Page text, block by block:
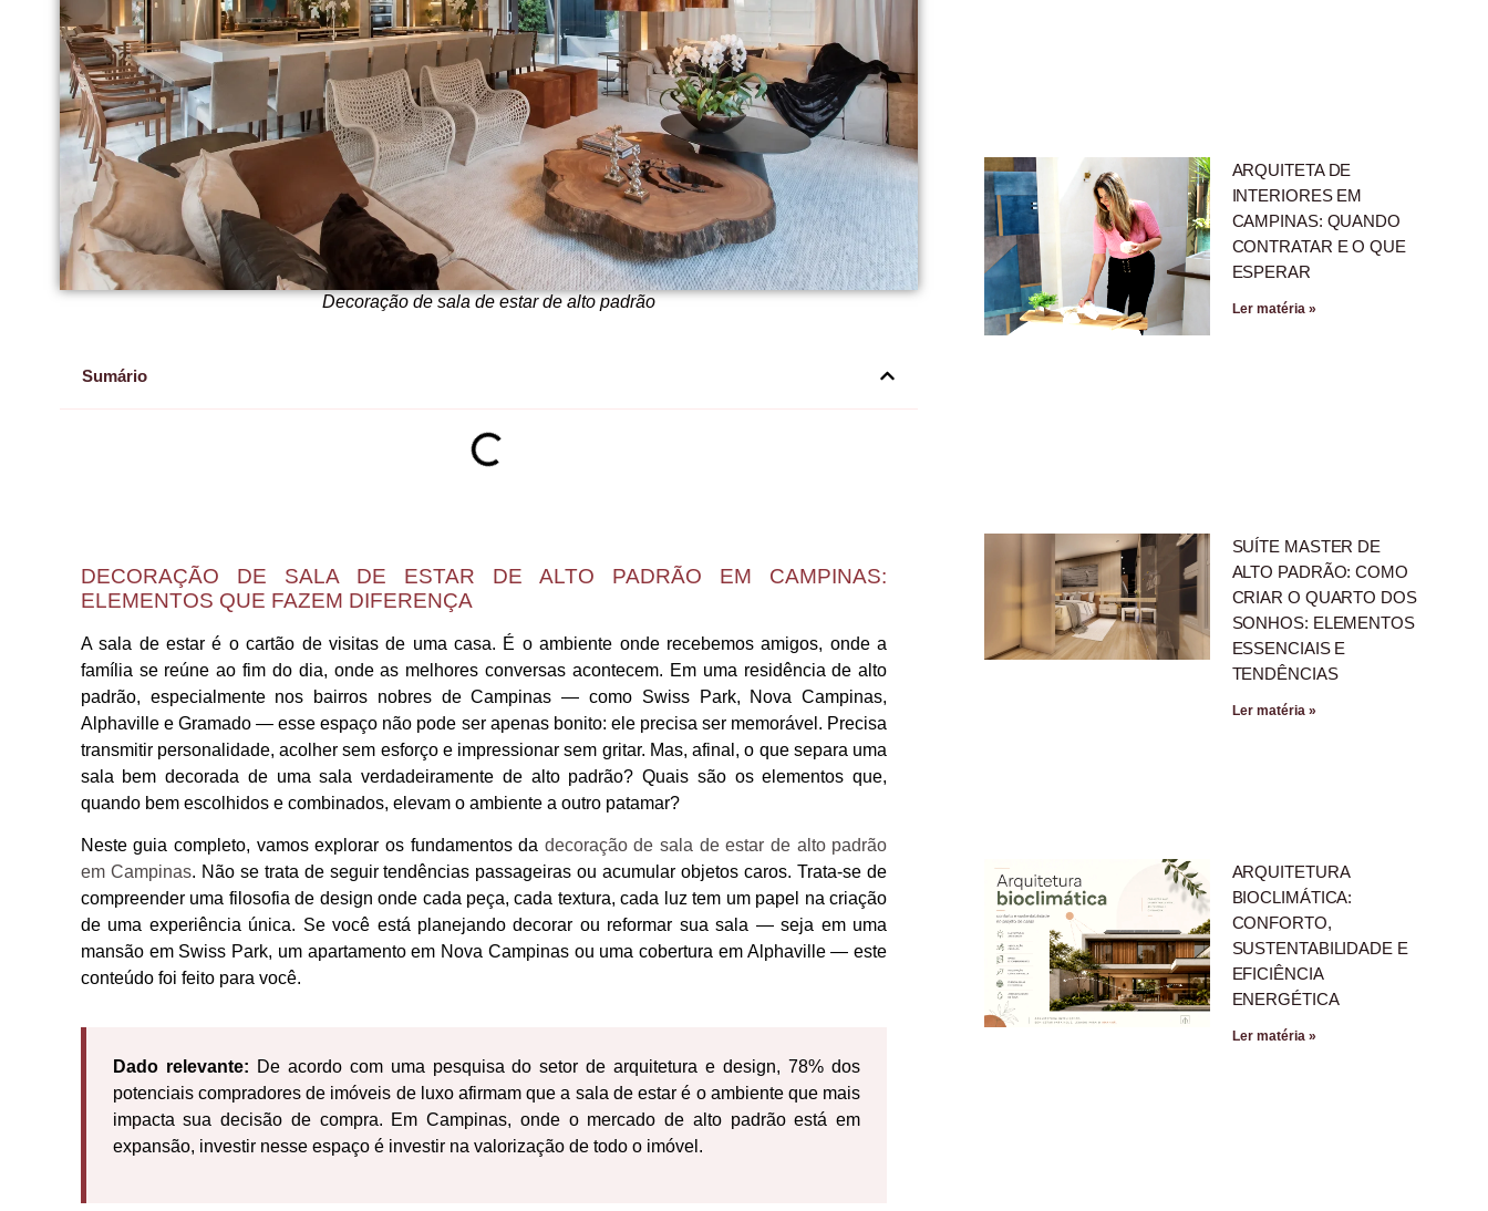
Decoração de sala de estar de alto padrão
Sumário
DECORAÇÃO DE SALA DE ESTAR DE ALTO PADRÃO EM CAMPINAS:
ELEMENTOS QUE FAZEM DIFERENÇA
A sala de estar é o cartão de visitas de uma casa. É o ambiente onde recebemos amigos, onde a
família se reúne ao fim do dia, onde as melhores conversas acontecem. Em uma residência de alto
padrão, especialmente nos bairros nobres de Campinas — como Swiss Park, Nova Campinas,
Alphaville e Gramado — esse espaço não pode ser apenas bonito: ele precisa ser memorável. Precisa
transmitir personalidade, acolher sem esforço e impressionar sem gritar. Mas, afinal, o que separa uma
sala bem decorada de uma sala verdadeiramente de alto padrão? Quais são os elementos que,
quando bem escolhidos e combinados, elevam o ambiente a outro patamar?
Neste guia completo, vamos explorar os fundamentos da decoração de sala de estar de alto padrão
em Campinas. Não se trata de seguir tendências passageiras ou acumular objetos caros. Trata-se de
compreender uma filosofia de design onde cada peça, cada textura, cada luz tem um papel na criação
de uma experiência única. Se você está planejando decorar ou reformar sua sala — seja em uma
mansão em Swiss Park, um apartamento em Nova Campinas ou uma cobertura em Alphaville — este
conteúdo foi feito para você.
Dado relevante: De acordo com uma pesquisa do setor de arquitetura e design, 78% dos
potenciais compradores de imóveis de luxo afirmam que a sala de estar é o ambiente que mais
impacta sua decisão de compra. Em Campinas, onde o mercado de alto padrão está em
expansão, investir nesse espaço é investir na valorização de todo o imóvel.
ARQUITETA DE
INTERIORES EM
CAMPINAS: QUANDO
CONTRATAR E O QUE
ESPERAR
Ler matéria »
SUÍTE MASTER DE
ALTO PADRÃO: COMO
CRIAR O QUARTO DOS
SONHOS: ELEMENTOS
ESSENCIAIS E
TENDÊNCIAS
Ler matéria »
ARQUITETURA
BIOCLIMÁTICA:
CONFORTO,
SUSTENTABILIDADE E
EFICIÊNCIA
ENERGÉTICA
Ler matéria »